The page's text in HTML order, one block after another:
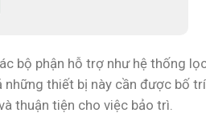
bộ phận hỗ trợ như hệ thống
những thiết bị này cần được bố
thuận tiện cho việc bảo trì.